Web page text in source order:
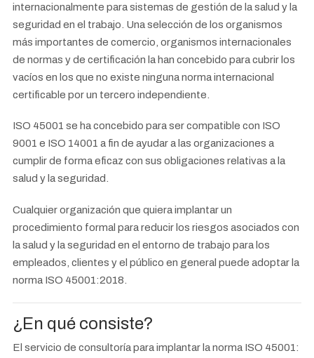
internacionalmente para sistemas de gestión de la salud y la
seguridad en el trabajo. Una selección de los organismos
más importantes de comercio, organismos internacionales
de normas y de certificación la han concebido para cubrir los
vacíos en los que no existe ninguna norma internacional
certificable por un tercero independiente.
ISO 45001 se ha concebido para ser compatible con ISO
9001 e ISO 14001 a fin de ayudar a las organizaciones a
cumplir de forma eficaz con sus obligaciones relativas a la
salud y la seguridad.
Cualquier organización que quiera implantar un
procedimiento formal para reducir los riesgos asociados con
la salud y la seguridad en el entorno de trabajo para los
empleados, clientes y el público en general puede adoptar la
norma ISO 45001:2018.
¿En qué consiste?
El servicio de consultoría para implantar la norma ISO 45001: